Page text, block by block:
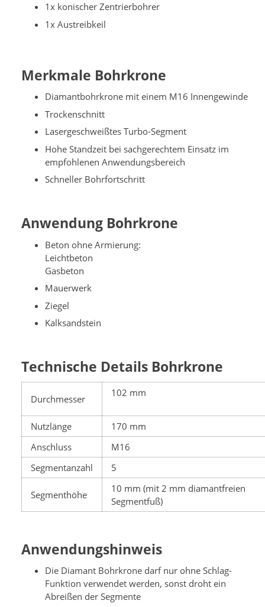
1x konischer Zentrierbohrer
1x Austreibkeil
Merkmale Bohrkrone
Diamantbohrkrone mit einem M16 Innengewinde
Trockenschnitt
Lasergeschweißtes Turbo-Segment
Hohe Standzeit bei sachgerechtem Einsatz im
empfohlenen Anwendungsbereich
Schneller Bohrfortschritt
Anwendung Bohrkrone
Beton ohne Armierung:
Leichtbeton
Gasbeton
Mauerwerk
Ziegel
Kalksandstein
Technische Details Bohrkrone
Durchmesser
102 mm
Nutzlänge
170 mm
Anschluss
M16
Segmentanzahl
5
Segmenthöhe
10 mm (mit 2 mm diamantfreien
Segmentfuß)
Anwendungshinweis
Die Diamant Bohrkrone darf nur ohne Schlag-
Funktion verwendet werden, sonst droht ein
Abreißen der Segmente